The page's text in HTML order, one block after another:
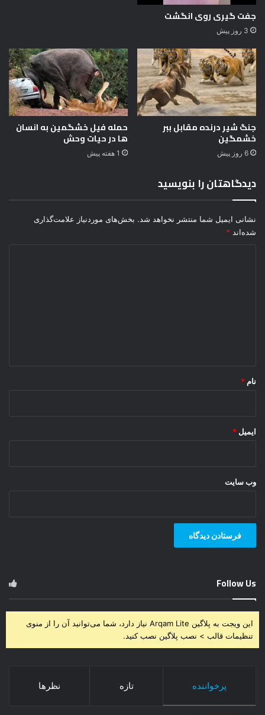
ل
جفت گیری روی انگشت
3 روز پیش
جنگ شیر درنده مقابل ببر
خشمگین
6 روز پیش
حمله فیل خشگمین به انسان
ها در حیات وحش
1 هفته پیش
دیدگاهتان را بنویسید
نشانی ایمیل شما منتشر نخواهد شد. بخش‌های موردنیاز علامت‌گذاری
شده‌اند *
نام *
ایمیل *
وب‌ سایت
Follow Us
این ویجت به پلاگین Arqam Lite نیاز دارد، شما می‌توانید آن را از منوی
تنظیمات قالب > نصب پلاگین نصب کنید.
پرخواننده تازه نظرها